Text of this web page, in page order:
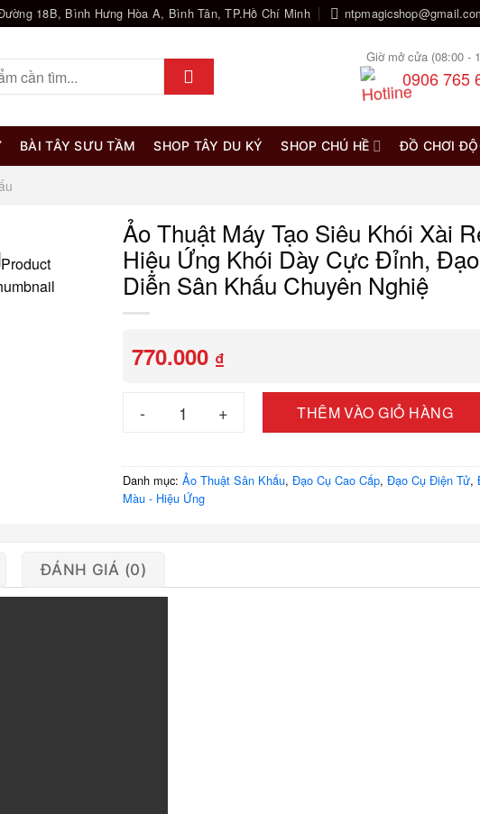
18B, Bình Hưng Hòa A, Bình Tân, TP.Hồ Chí Minh
Giờ mở cửa (08:00 -
0906 765
BÀI TÂY SƯU TẦM SHOP TÂY DU KÝ SHOP CHÚ HỀ ĐỒ CHƠI
Ảo Thuật Máy Tạo Siêu Khói Xài
Hiệu Ứng Khói Dày Cực Đỉnh,
Diễn Sân Khấu Chuyên Nghiệ
770.000 ₫
Ảo Thuật Máy Tạo Siêu Khói Xài Remote – Hiệu Ứng
THÊM VÀO GIỎ HÀNG
Danh mục: Ảo Thuật Sân Khấu, Đạo Cụ Cao Cấp, Đạo Cụ Điện Tử,
Màu - Hiệu Ứng
ĐÁNH GIÁ (0)